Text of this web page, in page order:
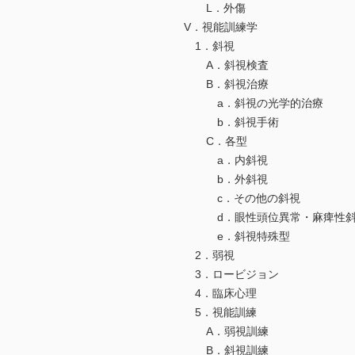
L．外傷
V．視能訓練学
1．斜視
A．斜視検査
B．斜視治療
a．斜視の光学的治療
b．斜視手術
C．各型
a．内斜視
b．外斜視
c．その他の斜視
d．眼性頭位異常・麻痺性
e．斜視特殊型
2．弱視
3．ロービジョン
4．臨床心理
5．視能訓練
A．弱視訓練
B．斜視訓練